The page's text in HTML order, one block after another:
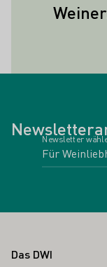
Newsletter
Fußbereich
Das DWI